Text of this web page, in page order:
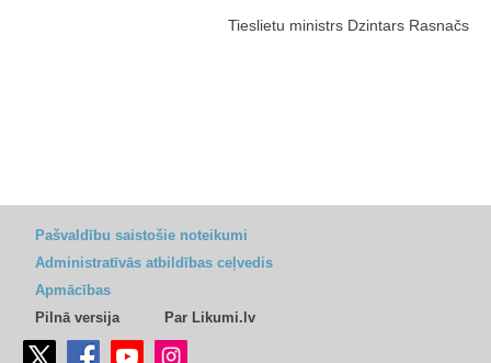
Tieslietu ministrs Dzintars Rasnačs
Pašvaldību saistošie noteikumi
Administratīvās atbildības ceļvedis
Apmācības
Pilnā versija
Par Likumi.lv